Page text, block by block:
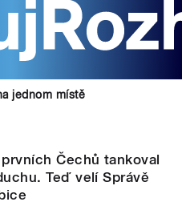
jednom místě
Čechů tankoval
Teď velí Správě